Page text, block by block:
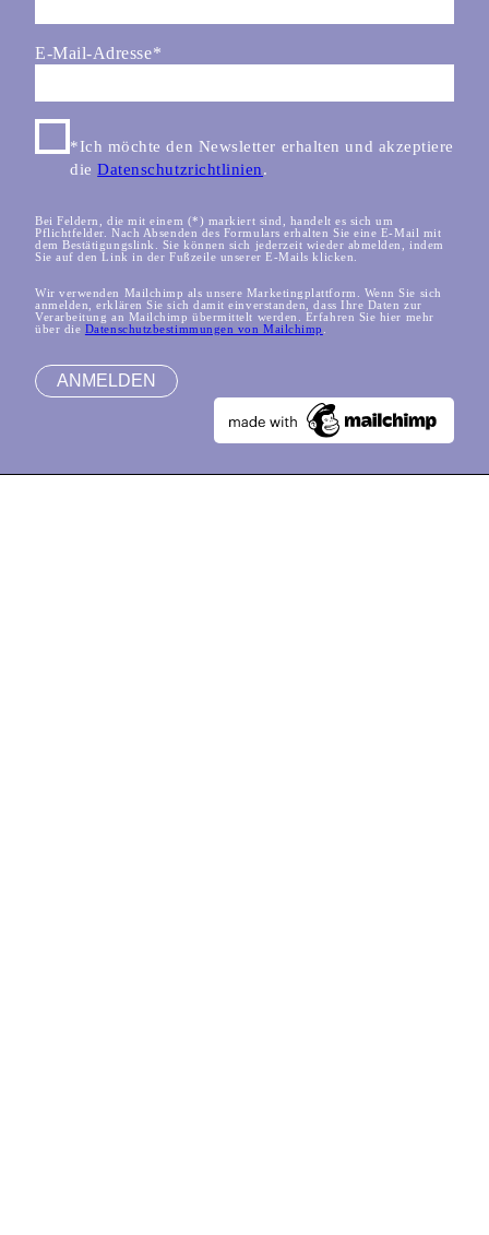
E-Mail-Adresse*
*Ich möchte den Newsletter erhalten und akzeptiere
dieDatenschutzrichtlinien.
Bei Feldern, die mit einem (*) markiert sind, handelt es sich um
Pflichtfelder. Nach Absenden des Formulars erhalten Sie eine E-Mail mit
dem Bestätigungslink. Sie können sich jederzeit wieder abmelden, indem
Sie auf den Link in der Fußzeile unserer E-Mails klicken.
Wir verwenden Mailchimp als unsere Marketingplattform. Wenn Sie sich
anmelden, erklären Sie sich damit einverstanden, dass Ihre Daten zur
Verarbeitung an Mailchimp übermittelt werden. Erfahren Sie hier mehr
über die Datenschutzbestimmungen von Mailchimp